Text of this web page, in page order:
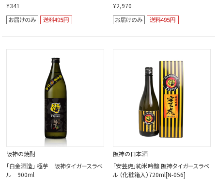
¥341 ¥2,970
阪神の焼酎
｢白金酒造｣ 極芋 阪神タイガースラベ
ル 900ml
阪神の日本酒
「安芸虎」純米吟醸 阪神タイガースラベ
ル （化粧箱入）720ml[N-056]